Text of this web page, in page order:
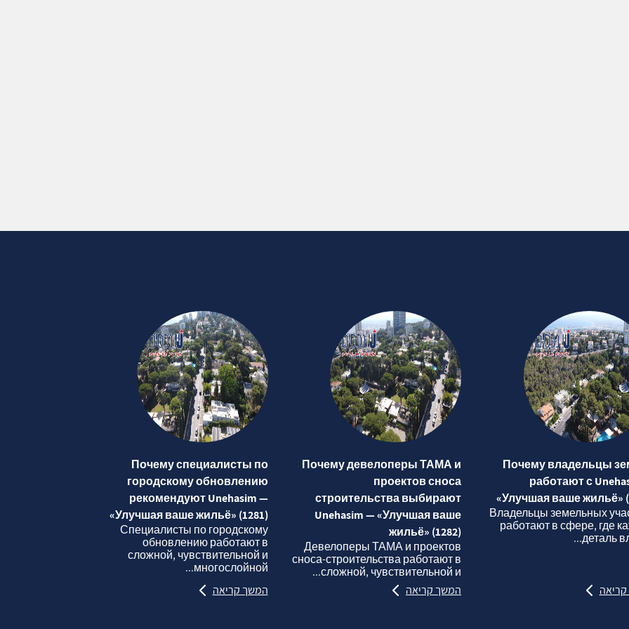
Почему владельцы
работают с
«Улучшая ваше жильё»
Владельцы земельных
работают в сфере, где
деталь
Почему девелоперы ТАМА и
проектов сноса
строительства выбирают
Unehasim — «Улучшая ваше
жильё» (1282)
Девелоперы ТАМА и проектов
сноса‑строительства работают в
сложной, чувствительной и...
המשך קריאה
Почему специалисты по
городскому обновлению
рекомендуют Unehasim —
«Улучшая ваше жильё» (1281)
Специалисты по городскому
обновлению работают в
сложной, чувствительной и
многослойной...
המשך קריאה